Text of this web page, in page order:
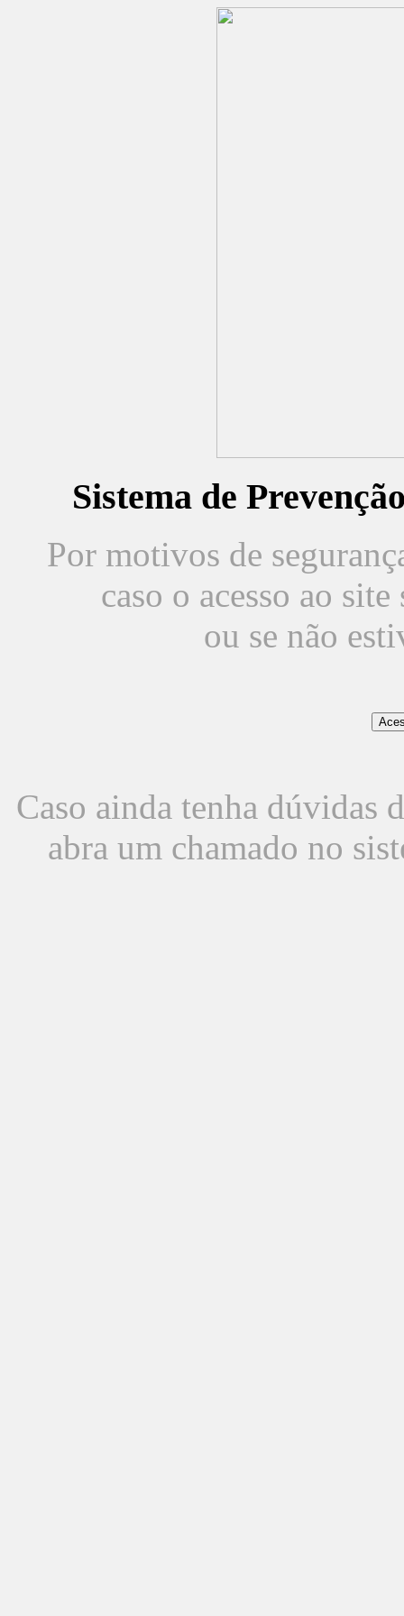
Sistema de
Por motivos de
caso o acesso ao
ou se não
Caso ainda tenha dúvidas
abra um chamado no